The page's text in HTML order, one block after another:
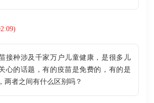
)
接种涉及千家万户儿童健康，是很多儿
心的话题，有的疫苗是免费的，有的是
两者之间有什么区别吗？